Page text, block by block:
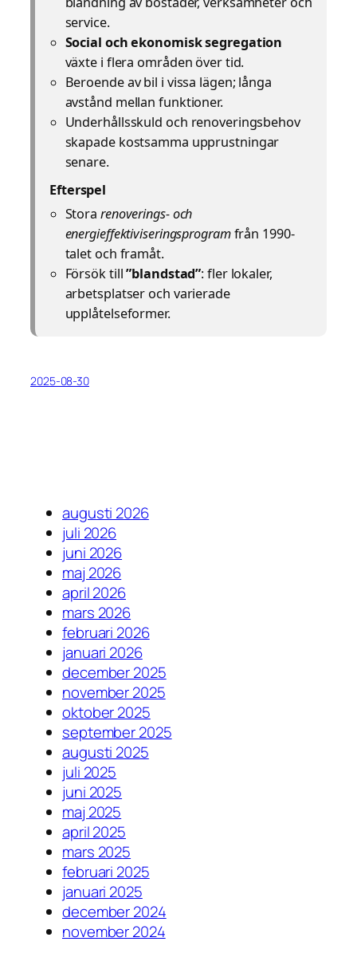
service.
Social och ekonomisk segregation
växte i flera områden över tid.
Beroende av bil i vissa lägen; långa
avstånd mellan funktioner.
Underhållsskuld och renoveringsbehov
skapade kostsamma upprustningar
senare.
Efterspel
Stora renoverings- och
energieffektiviseringsprogramfrån 1990-
talet och framåt.
Försök till”blandstad”: fler lokaler,
arbetsplatser och varierade
upplåtelseformer.
2025-08-30
augusti 2026
juli 2026
juni 2026
maj 2026
april 2026
mars 2026
februari 2026
januari 2026
december 2025
november 2025
oktober 2025
september 2025
augusti 2025
juli 2025
juni 2025
maj 2025
april 2025
mars 2025
februari 2025
januari 2025
december 2024
november 2024